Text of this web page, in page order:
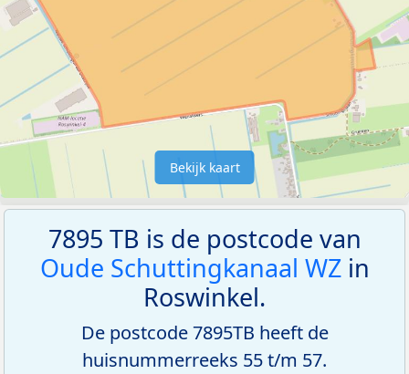
Bekijk kaart
7895 TB is de postcode van
Oude Schuttingkanaal WZin
Roswinkel.
De postcode 7895TB heeft de
huisnummerreeks 55 t/m 57.